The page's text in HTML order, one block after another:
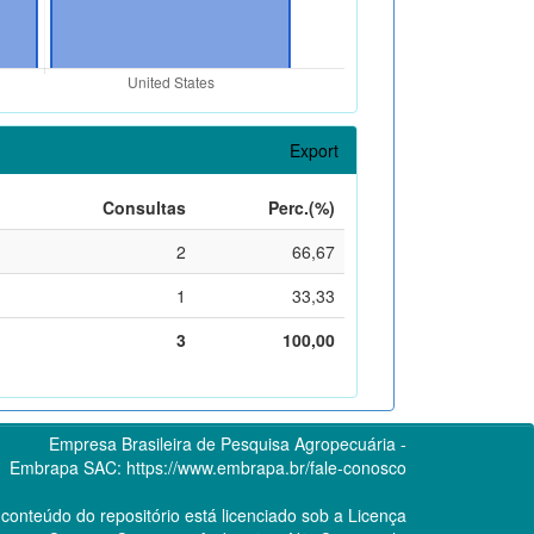
Export
Consultas
Perc.(%)
2
66,67
1
33,33
3
100,00
Empresa Brasileira de Pesquisa Agropecuária -
Embrapa SAC: https://www.embrapa.br/fale-conosco
do repositório está licenciado sob a Licença